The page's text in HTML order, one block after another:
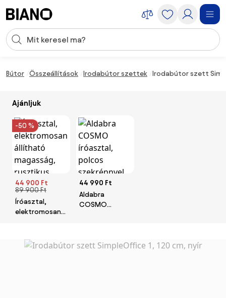
Keresési bevitel
Bútor Összeállítások Irodabútor szettek Irodabútor szett
Ajánljuk
-50 %
44 900 Ft
89 900 Ft
Íróasztal,
elektromosan
rusztikus barna
44 990 Ft
Aldabra
COSMO
143x50x140 cm,